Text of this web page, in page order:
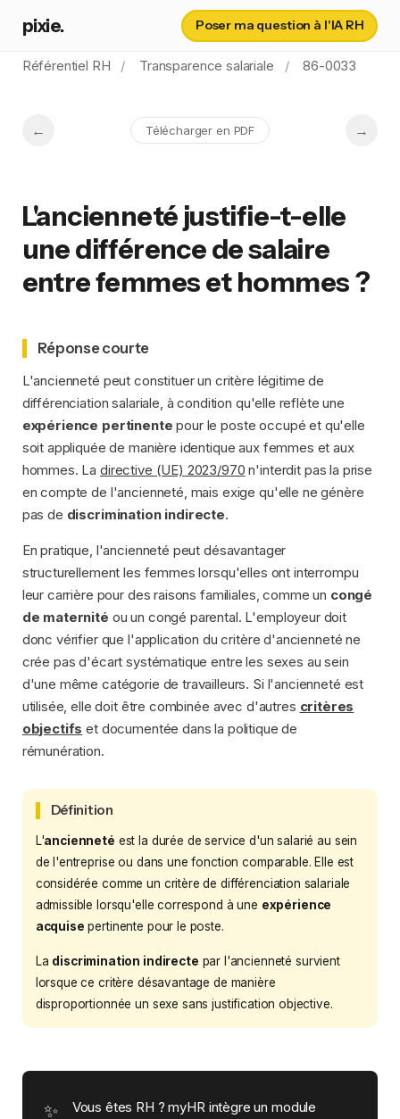
pixie. Poser ma question à l'IA RH
Référentiel RH Transparence salariale 86-0033
Télécharger en PDF
L'ancienneté justifie-t-elle
une différence de salaire
entre femmes et hommes ?
Réponse courte
L'ancienneté peut constituer un critère légitime de
différenciation salariale, à condition qu'elle reflète une
expérience pertinente pour le poste occupé et qu'elle
soit appliquée de manière identique aux femmes et aux
hommes. Ladirective (UE) 2023/970 n'interdit pas la prise
en compte de l'ancienneté, mais exige qu'elle ne génère
pas de discrimination indirecte.
En pratique, l'ancienneté peut désavantager
structurellement les femmes lorsqu'elles ont interrompu
leur carrière pour des raisons familiales, comme un congé
de maternité ou un congé parental. L'employeur doit
donc vérifier que l'application du critère d'ancienneté ne
crée pas d'écart systématique entre les sexes au sein
d'une même catégorie de travailleurs. Si l'ancienneté est
utilisée, elle doit être combinée avec d'autres critères
objectifs et documentée dans la politique de
rémunération.
Définition
L'ancienneté est la durée de service d'un salarié au sein
de l'entreprise ou dans une fonction comparable. Elle est
considérée comme un critère de différenciation salariale
admissible lorsqu'elle correspond à une expérience
acquise pertinente pour le poste.
La discrimination indirecte par l'ancienneté survient
lorsque ce critère désavantage de manière
disproportionnée un sexe sans justification objective.
Vous êtes RH ? myHR intègre un module